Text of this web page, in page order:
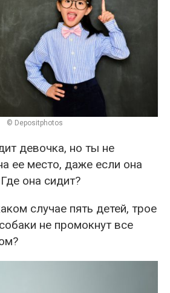
© Depositphotos
девочка, но ты не
ее место, даже если она
она сидит?
случае пять детей, трое
не промокнут все